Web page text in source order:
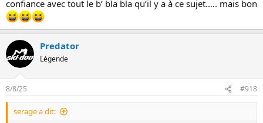
confiance avec tout le b’ bla bla qu’il y a à ce sujet….. mais bon
Predator
Légende
8/8/25 #918
serage a dit: